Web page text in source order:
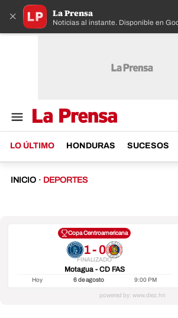
× La Prensa
Noticias al instante. Disponible en
LO ÚLTIMO HONDURAS SUCESOS
INICIO · DEPORTES
Copa Centroamericana
1 - 0
FINALIZADO
Motagua - CD FAS
Hoy 6 de agosto 9:00 PM